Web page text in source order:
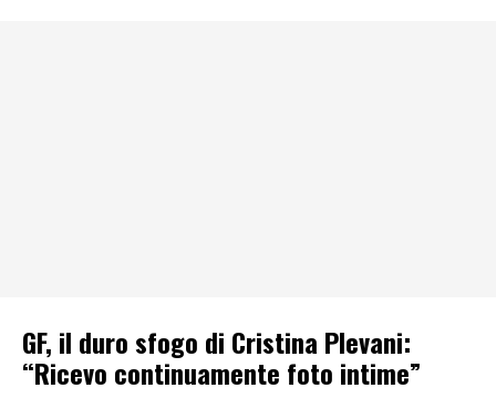
GF, il duro sfogo di Cristina Plevani:
“Ricevo continuamente foto intime”